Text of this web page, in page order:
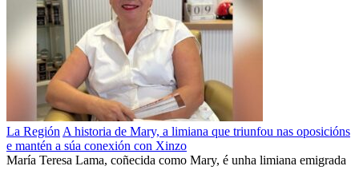
La Región A historia de Mary, a limiana que triunfou nas oposicións
e mantén a súa conexión con Xinzo
María Teresa Lama, coñecida como Mary, é unha limiana emigrada